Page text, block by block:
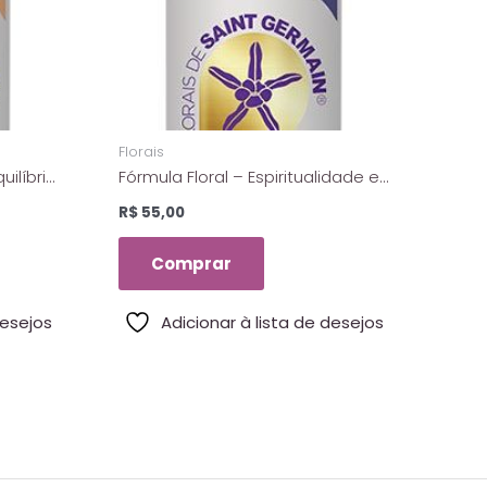
Florais
Fórmula Floral – Espiritualidade e
Germain – 10 Ml
R$ 55,00
Comprar
Adicionar à lista de desejos